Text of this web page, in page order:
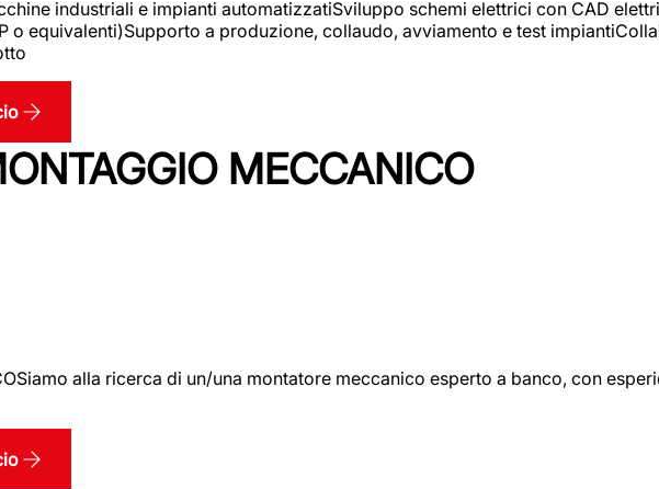
industriali e impianti automatizzatiSviluppo schemi elettrici con CAD
o equivalenti)Supporto a produzione, collaudo, avviamento e test
MECCANICO
alla ricerca di un/una montatore meccanico esperto a banco, con